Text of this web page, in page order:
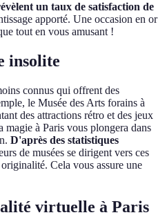
un taux de satisfaction de
apporté. Une occasion en or
tout en vous amusant !
insolite
connus qui offrent des
le Musée des Arts forains à
des attractions rétro et des jeux
magie à Paris vous plongera dans
D'après des statistiques
de musées se dirigent vers ces
Cela vous assure une
virtuelle à Paris